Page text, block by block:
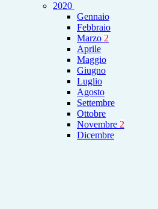
2020
Gennaio
Febbraio
Marzo 2
Aprile
Maggio
Giugno
Luglio
Agosto
Settembre
Ottobre
Novembre 2
Dicembre